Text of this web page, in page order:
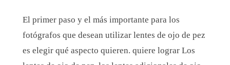
El primer paso y el más importante para los
fotógrafos que desean utilizar lentes de ojo de pez
es elegir qué aspecto quieren. quiere lograr Los